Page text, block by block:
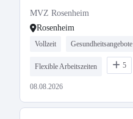
MVZ Rosenheim
Rosenheim
Vollzeit Gesundheitsangebote
Flexible Arbeitszeiten 5
08.08.2026